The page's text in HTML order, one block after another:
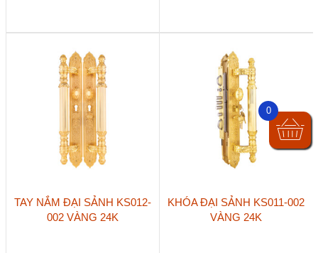
TAY NẮM ĐẠI SẢNH KS012-
002 VÀNG 24K
KHÓA ĐẠI SẢNH KS011-002
VÀNG 24K
0